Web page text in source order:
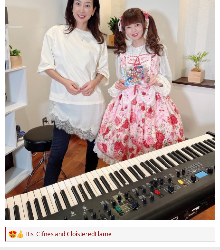
R
e
His_Cifnes andCloisteredFlame